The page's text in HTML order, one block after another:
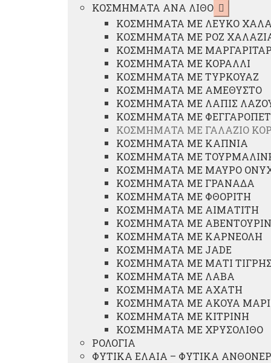
ΚΟΣΜΗΜΑΤΑ ΑΝΑ ΛΙΘΟ Επέκταση
υπό-
μενού
ΚΟΣΜΗΜΑΤΑ ΜΕ ΛΕΥΚΟ
ΚΟΣΜΗΜΑΤΑ ΜΕ ΡΟΖ
ΚΟΣΜΗΜΑΤΑ ΜΕ
ΚΟΣΜΗΜΑΤΑ ΜΕ ΚΟΡΑΛΛΙ
ΚΟΣΜΗΜΑΤΑ ΜΕ ΤΥΡΚΟΥΑΖ
ΚΟΣΜΗΜΑΤΑ ΜΕ ΑΜΕΘΥΣΤΟ
ΚΟΣΜΗΜΑΤΑ ΜΕ ΛΑΠΙΣ
ΚΟΣΜΗΜΑΤΑ ΜΕ
ΚΟΣΜΗΜΑΤΑ ΜΕ ΓΑΛΑΖΙΟ
ΚΟΣΜΗΜΑΤΑ ΜΕ ΚΑΠΝΙΑ
ΚΟΣΜΗΜΑΤΑ ΜΕ
ΚΟΣΜΗΜΑΤΑ ΜΕ ΜΑΥΡΟ
ΚΟΣΜΗΜΑΤΑ ΜΕ ΓΡΑΝΑΔΑ
ΚΟΣΜΗΜΑΤΑ ΜΕ ΦΘΟΡΙΤΗ
ΚΟΣΜΗΜΑΤΑ ΜΕ ΑΙΜΑΤΙΤΗ
ΚΟΣΜΗΜΑΤΑ ΜΕ
ΚΟΣΜΗΜΑΤΑ ΜΕ ΚΑΡΝΕΟΛΗ
ΚΟΣΜΗΜΑΤΑ ΜΕ JADE
ΚΟΣΜΗΜΑΤΑ ΜΕ ΜΑΤΙ ΤΙΓΡΗΣ
ΚΟΣΜΗΜΑΤΑ ΜΕ ΛΑΒΑ
ΚΟΣΜΗΜΑΤΑ ΜΕ ΑΧΑΤΗ
ΚΟΣΜΗΜΑΤΑ ΜΕ ΑΚΟΥΑ
ΚΟΣΜΗΜΑΤΑ ΜΕ ΚΙΤΡΙΝΗ
ΚΟΣΜΗΜΑΤΑ ΜΕ ΧΡΥΣΟΛΙΘΟ
ΡΟΛΟΓΙΑ
ΦΥΤΙΚΑ ΕΛΑΙΑ – ΦΥΤΙΚΑ